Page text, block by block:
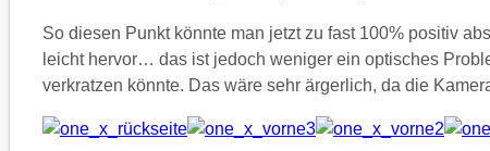
So diesen Punkt könnte man jetzt zu fast 100% positiv
leicht hervor… das ist jedoch weniger ein optisches
verkratzen könnte. Das wäre sehr ärgerlich, da die